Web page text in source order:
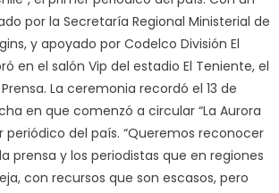
por la Secretaría Regional Ministerial de
y apoyado por Codelco División El
en el salón Vip del estadio El Teniente, el
La ceremonia recordó el 13 de
en que comenzó a circular “La Aurora
periódico del país. “Queremos reconocer
prensa y los periodistas que en regiones
con recursos que son escasos, pero